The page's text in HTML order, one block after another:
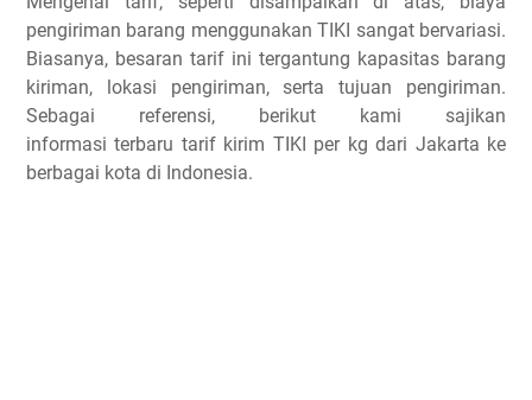
pengiriman barang menggunakan TIKI sangat bervariasi.
Biasanya, besaran tarif ini tergantung kapasitas barang
kiriman, lokasi pengiriman, serta tujuan pengiriman.
Sebagai referensi, berikut kami sajikan
informasi terbaru tarif kirim TIKI per kg dari Jakarta ke
berbagai kota di Indonesia.